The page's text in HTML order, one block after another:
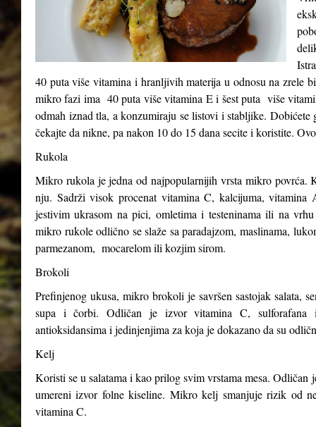
40 puta više vitamina i hranljivih materija u odnosu na zrele
mikro fazi ima 40 puta više vitamina E i šest puta više
odmah iznad tla, a konzumiraju se listovi i stabljike. Dobićete
čekajte da nikne, pa nakon 10 do 15 dana secite i koristite.
Rukola
Mikro rukola je jedna od najpopularnijih vrsta mikro povrća.
nju. Sadrži visok procenat vitamina C, kalcijuma,
jestivim ukrasom na pici, omletima i testeninama ili na
mikro rukole odlično se slaže sa paradajzom, maslinama,
parmezanom, mocarelom ili kozjim sirom.
Brokoli
Prefinjenog ukusa, mikro brokoli je savršen sastojak salata,
supa i čorbi. Odličan je izvor vitamina C,
antioksidansima i jedinjenjima za koja je dokazano da su
Kelj
Koristi se u salatama i kao prilog svim vrstama mesa.
umereni izvor folne kiseline. Mikro kelj smanjuje rizik od
vitamina C.